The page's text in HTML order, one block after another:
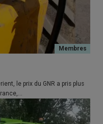
le prix du GNR a pris plus